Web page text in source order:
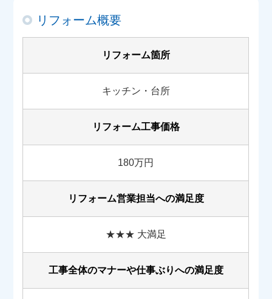
リフォーム概要
リフォーム箇所
キッチン・台所
リフォーム工事価格
180万円
リフォーム営業担当への満足度
★★★ 大満足
工事全体のマナーや仕事ぶりへの満足度